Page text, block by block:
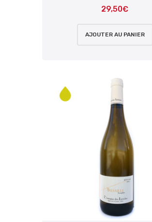
29,50€
AJOUTER AU PANIER